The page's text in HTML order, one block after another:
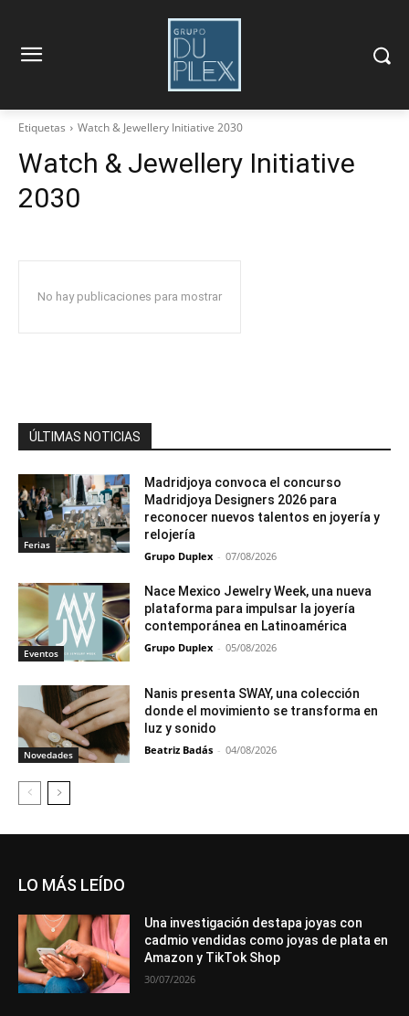
Etiquetas Watch & Jewellery Initiative 2030
Watch & Jewellery Initiative
2030
No hay publicaciones para mostrar
ÚLTIMAS NOTICIAS
Ferias
Madridjoya convoca el concurso
Madridjoya Designers 2026 para
reconocer nuevos talentos en joyería y
relojería
Grupo Duplex - 07/08/2026
Eventos
Nace Mexico Jewelry Week, una nueva
plataforma para impulsar la joyería
contemporánea en Latinoamérica
Grupo Duplex - 05/08/2026
Novedades
Nanis presenta SWAY, una colección
donde el movimiento se transforma en
luz y sonido
Beatriz Badás - 04/08/2026
LO MÁS LEÍDO
Una investigación destapa joyas con
cadmio vendidas como joyas de plata en
Amazon y TikTok Shop
30/07/2026